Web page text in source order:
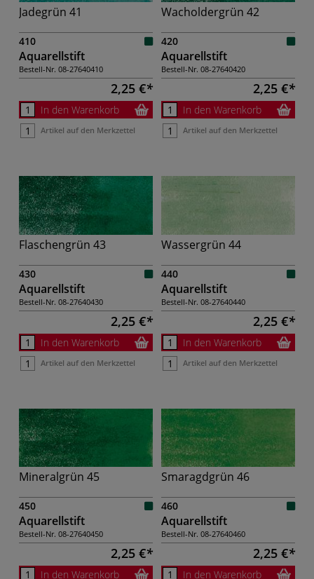
Jadegrün 41
410
Aquarellstift
Bestell-Nr. 08-27640410
2,25 €
In den Warenkorb
Artikel auf den Merkzettel
Wacholdergrün 42
420
Aquarellstift
Bestell-Nr. 08-27640420
2,25 €
In den Warenkorb
Artikel auf den Merkzettel
Flaschengrün 43
430
Aquarellstift
Bestell-Nr. 08-27640430
2,25 €
In den Warenkorb
Artikel auf den Merkzettel
Wassergrün 44
440
Aquarellstift
Bestell-Nr. 08-27640440
2,25 €
In den Warenkorb
Artikel auf den Merkzettel
Mineralgrün 45
450
Aquarellstift
Bestell-Nr. 08-27640450
2,25 €
In den Warenkorb
Smaragdgrün 46
460
Aquarellstift
Bestell-Nr. 08-27640460
2,25 €
In den Warenkorb